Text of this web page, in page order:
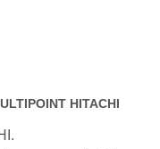
HITACHI